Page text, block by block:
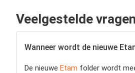
Veelgestelde
Wanneer wordt de nieuwe
De nieuwe Etam folder wordt